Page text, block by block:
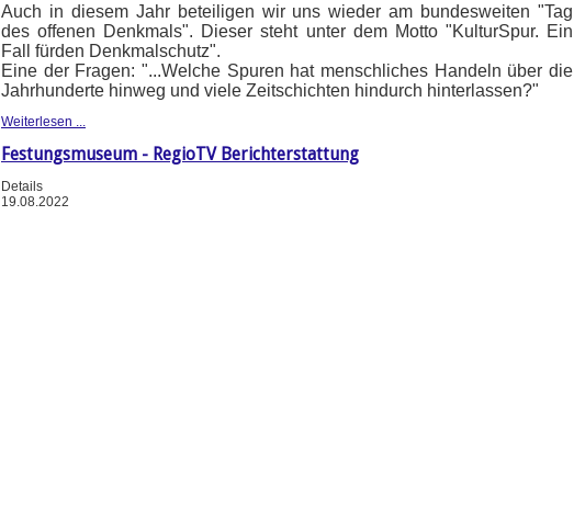
Auch in diesem Jahr beteiligen wir uns wieder am bundesweiten "Tag
des offenen Denkmals". Dieser steht unter dem Motto "KulturSpur. Ein
Fall fürden Denkmalschutz".
Eine der Fragen: "...Welche Spuren hat menschliches Handeln über die
Jahrhunderte hinweg und viele Zeitschichten hindurch hinterlassen?"
Weiterlesen ...
Festungsmuseum - RegioTV Berichterstattung
Details
19.08.2022